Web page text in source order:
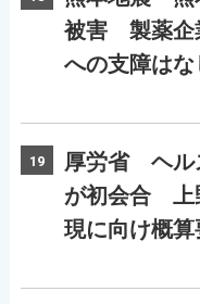
被害 製薬企
への支障はな
19
厚労省 ヘル
が初会合 上
現に向け概算